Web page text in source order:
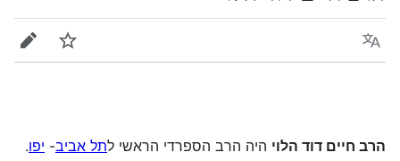
שפה מעקב
הרב חיים דוד הלוי היה הרב הספרדי הראשי לתל אביב- יפו.